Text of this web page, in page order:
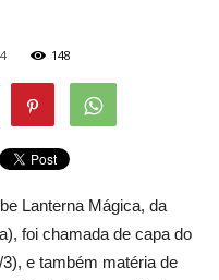
148
Lanterna Mágica, da
foi chamada de capa do
e também matéria de